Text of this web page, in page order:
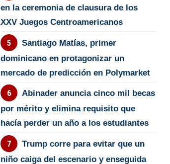
en la ceremonia de clausura de los
XXV Juegos Centroamericanos
Santiago Matías, primer
dominicano en protagonizar un
mercado de predicción en Polymarket
Abinader anuncia cinco mil becas
por mérito y elimina requisito que
hacía perder un año a los estudiantes
Trump corre para evitar que un
niño caiga del escenario y enseguida